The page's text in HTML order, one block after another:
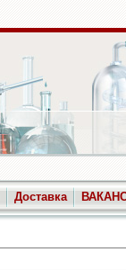
Доставка